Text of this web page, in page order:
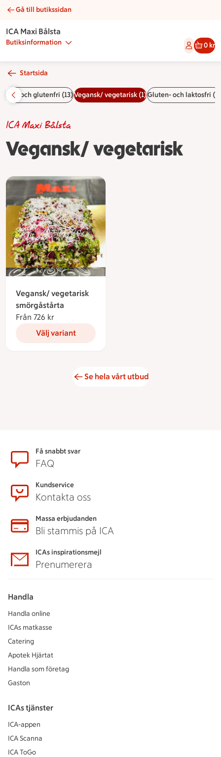
Vegansk/ vegetarisk | Catering ICA Maxi Bålsta
Gå till butikssidan
ICA Maxi Bålsta
Butiksinformation 0 kr
Startsida
och glutenfri (13)Vegansk/ vegetarisk (1)Gluten- och laktosfri (2)
Vegansk/ vegetarisk
ICA Maxi Bålsta
Vegansk/ vegetarisk
smörgåstårta
Från 726 kr
Välj variant
Se hela vårt utbud
SidfotFå snabbt svar
FAQ
Kundservice
Kontakta oss
Massa erbjudanden
Bli stammis på ICA
ICAs inspirationsmejl
Prenumerera
Handla
Handla online
ICAs matkasse
Catering
Apotek Hjärtat
Handla som företag
Gaston
ICAs tjänster
ICA-appen
ICA Scanna
ICA ToGo